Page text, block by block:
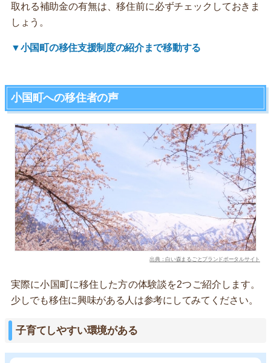
取れる補助金の有無は、移住前に必ずチェックしておきま
しょう。
▼小国町の移住支援制度の紹介まで移動する
小国町への移住者の声
出典：白い森まるごとブランドポータルサイト
実際に小国町に移住した方の体験談を2つご紹介します。
少しでも移住に興味がある人は参考にしてみてください。
子育てしやすい環境がある